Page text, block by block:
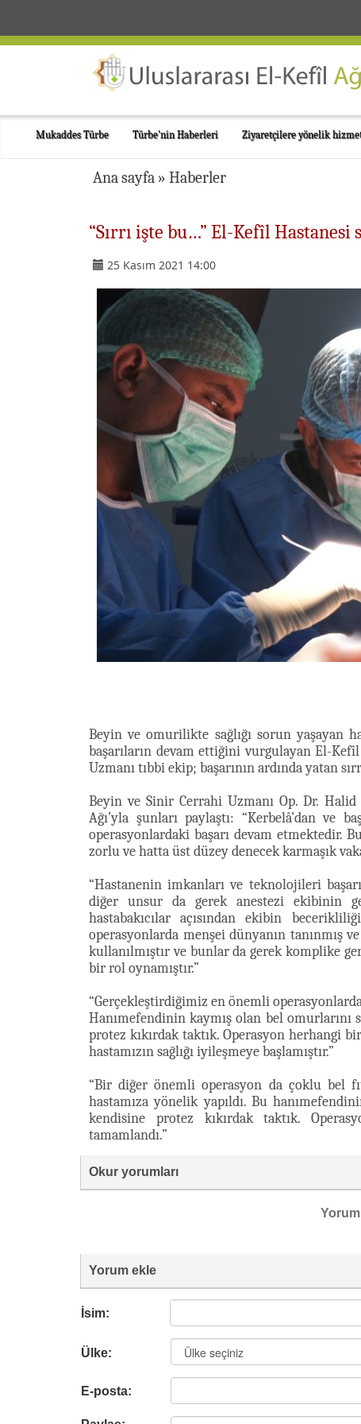
Mukaddes Türbe Türbe'nin Haberleri Ziyaretçilere yönelik
Ana sayfa » Haberler
“Sırrı işte bu…” El-Kefîl Hastanesi
25 Kasım 2021 14:00
Beyin ve omurilikte sağlığı sorun yaşayan
başarıların devam ettiğini vurgulayan El-
Uzmanı tıbbi ekip; başarının ardında yatan
Beyin ve Sinir Cerrahi Uzmanı Op. Dr.
Ağı’yla şunları paylaştı: “Kerbelâ’dan
operasyonlardaki başarı devam etmektedir.
zorlu ve hatta üst düzey denecek karmaşık
“Hastanenin imkanları ve teknolojileri
diğer unsur da gerek anestezi ekibinin
hastabakıcılar açısından ekibin
operasyonlarda menşei dünyanın tanınmış
kullanılmıştır ve bunlar da gerek komplike
bir rol oynamıştır.”
“Gerçekleştirdiğimiz en önemli
Hanımefendinin kaymış olan bel
protez kıkırdak taktık. Operasyon herhangi
hastamızın sağlığı iyileşmeye başlamıştır.”
“Bir diğer önemli operasyon da çoklu bel
hastamıza yönelik yapıldı. Bu
kendisine protez kıkırdak taktık.
tamamlandı.”
Okur yorumları
Yorum ekle
İsim:
Ülke:
E-posta: